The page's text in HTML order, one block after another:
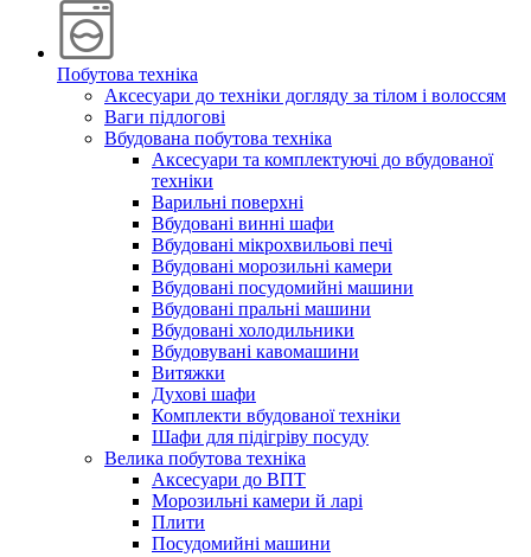
Побутова техніка
Аксесуари до техніки догляду за тілом і волоссям
Ваги підлогові
Вбудована побутова техніка
Аксесуари та комплектуючі до вбудованої
техніки
Варильні поверхні
Вбудовані винні шафи
Вбудовані мікрохвильові печі
Вбудовані морозильні камери
Вбудовані посудомийні машини
Вбудовані пральні машини
Вбудовані холодильники
Вбудовувані кавомашини
Витяжки
Духові шафи
Комплекти вбудованої техніки
Шафи для підігріву посуду
Велика побутова техніка
Аксесуари до ВПТ
Морозильні камери й ларі
Плити
Посудомийні машини